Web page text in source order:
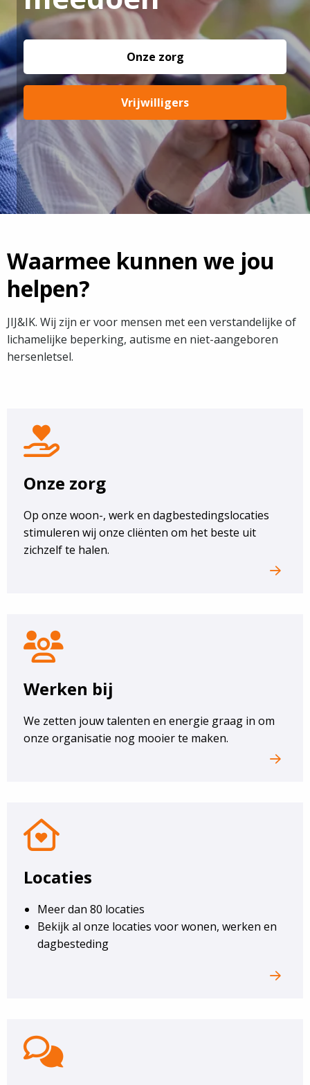
Onze zorg
Vrijwilligers
Waarmee kunnen we jou
helpen?
JIJ&IK. Wij zijn er voor mensen met een verstandelijke of
lichamelijke beperking, autisme en niet-aangeboren
hersenletsel.
Onze zorg
Op onze woon-, werk en dagbestedingslocaties
stimuleren wij onze cliënten om het beste uit
zichzelf te halen.
Zorg
Werken bij
We zetten jouw talenten en energie graag in om
onze organisatie nog mooier te maken.
Locaties
Meer dan 80 locaties
Bekijk al onze locaties voor wonen, werken en
dagbesteding